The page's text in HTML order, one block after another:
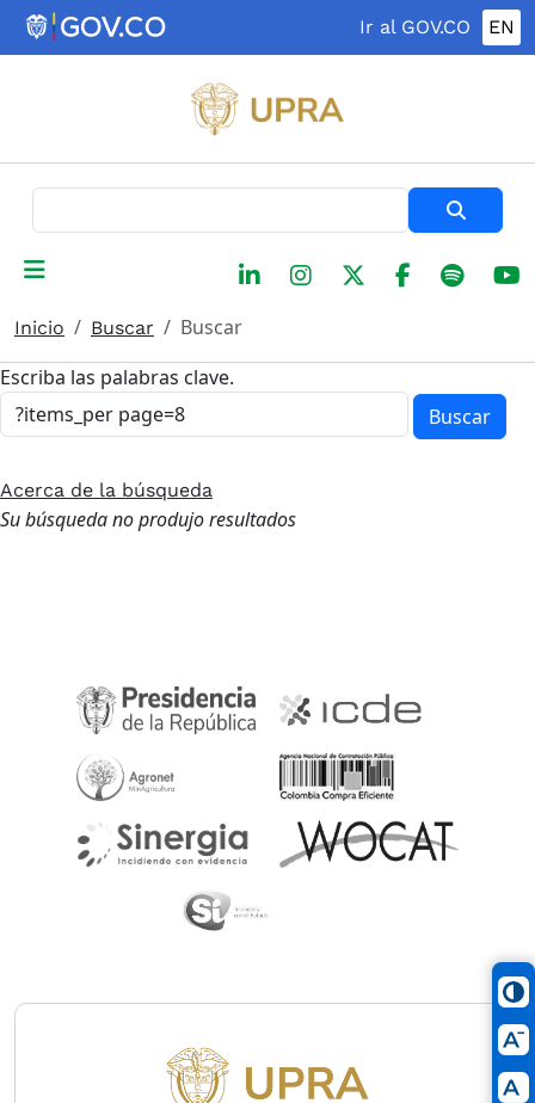
Pasar al contenido principal
Ir al GOV.CO EN
Inicio Buscar
Buscar
Escriba las palabras clave.
Buscar
Acerca de la búsqueda
Su búsqueda no produjo resultados